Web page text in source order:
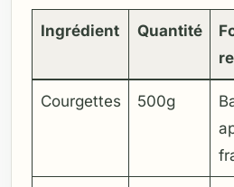
Ingrédient Quantité
Courgettes 500g